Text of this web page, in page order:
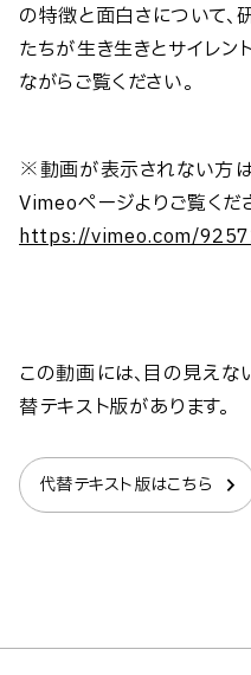
の特徴と面白さについて、
たちが生き生きとサイレ
ながらご覧ください。
※動画が表示されない方は
Vimeoページよりご覧くだ
https://vimeo.com/
この動画には、目の見えな
替テキスト版があります。
代替テキスト版はこちら